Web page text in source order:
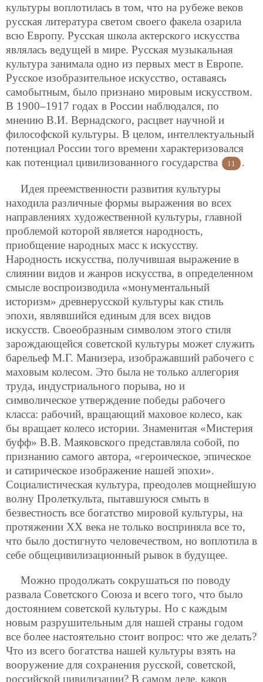
культуры воплотилась в том, что на рубеже веков
русская литература светом своего факела озарила
всю Европу. Русская школа актерского искусства
являлась ведущей в мире. Русская музыкальная
культура занимала одно из первых мест в Европе.
Русское изобразительное искусство, оставаясь
самобытным, было признано мировым искусством.
В 1900–1917 годах в России наблюдался, по
мнению В.И. Вернадского, расцвет научной и
философской культуры. В целом, интеллектуальный
потенциал России того времени характеризовался
как потенциал цивилизованного государства
11 .
Идея преемственности развития культуры
находила различные формы выражения во всех
направлениях художественной культуры, главной
проблемой которой является народность,
приобщение народных масс к искусству.
Народность искусства, получившая выражение в
слиянии видов и жанров искусства, в определенном
смысле воспроизводила «монументальный
историзм» древнерусской культуры как стиль
эпохи, являвшийся единым для всех видов
искусств. Своеобразным символом этого стиля
зарождающейся советской культуры может служить
барельеф М.Г. Манизера, изображавший рабочего с
маховым колесом. Это была не только аллегория
труда, индустриального порыва, но и
символическое утверждение победы рабочего
класса: рабочий, вращающий маховое колесо, как
бы вращает колесо истории. Знаменитая «Мистерия
буфф» В.В. Маяковского представляла собой, по
признанию самого автора, «героическое, эпическое
и сатирическое изображение нашей эпохи».
Социалистическая культура, преодолев мощнейшую
волну Пролеткульта, пытавшуюся смыть в
безвестность все богатство мировой культуры, на
протяжении ХХ века не только восприняла все то,
что было достигнуто человечеством, но воплотила в
себе общецивилизационный рывок в будущее.
Можно продолжать сокрушаться по поводу
развала Советского Союза и всего того, что было
достоянием советской культуры. Но с каждым
новым разрушительным для нашей страны годом
все более настоятельно стоит вопрос: что же делать?
Что из всего богатства нашей культуры взять на
вооружение для сохранения русской, советской,
российской цивилизации? В самом деле, каков